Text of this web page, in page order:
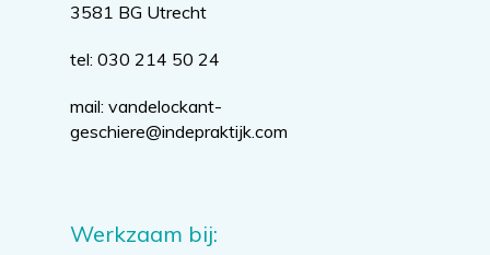
3581 BG Utrecht
tel: 030 214 50 24
mail: vandelockant-
geschiere@indepraktijk.com
Werkzaam bij: